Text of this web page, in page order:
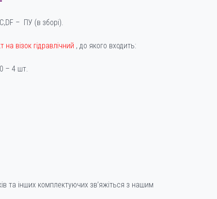
3940,00 ГРН..
– ПУ (в зборі).
візок гідравлічний , до якого входить:
– 4 шт.
та інших комплектуючих зв’яжіться з нашим